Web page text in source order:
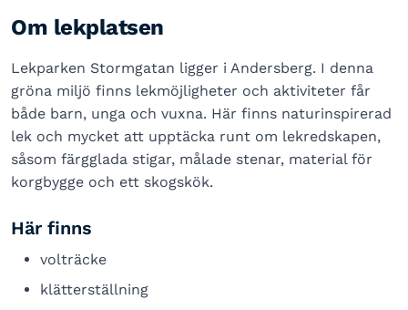
Om lekplatsen
Lekparken Stormgatan ligger i Andersberg. I denna
gröna miljö finns lekmöjligheter och aktiviteter får
både barn, unga och vuxna. Här finns naturinspirerad
lek och mycket att upptäcka runt om lekredskapen,
såsom färgglada stigar, målade stenar, material för
korgbygge och ett skogskök.
Här finns
volträcke
klätterställning